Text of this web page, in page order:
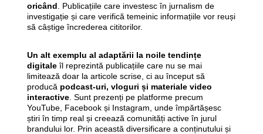
oricând . Publicațiile care investesc în jurnalism de
investigație și care verifică temeinic informațiile vor reuși
să câștige încrederea cititorilor.
Un alt exemplu al adaptării la noile tendințe
digitaleîl reprezintă publicațiile care nu se mai
limitează doar la articole scrise, ci au început să
producă podcast-uri, vloguri și materiale video
interactive. Sunt prezenți pe platforme precum
YouTube, Facebook și Instagram, unde împărtășesc
știri în timp real și creează comunități active în jurul
brandului lor. Prin această diversificare a conținutului și